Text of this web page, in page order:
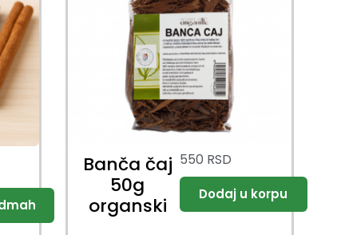
Banča čaj
50g
organski
550 RSD